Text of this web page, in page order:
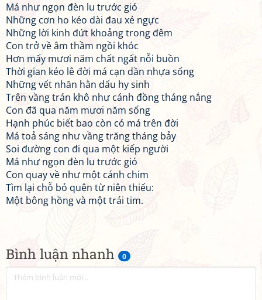
Bình luận nhanh 0
Má như ngọn đèn lu trước gió
Những cơn ho kéo dài đau xé ngực
Những lời kinh đứt khoảng trong đêm
Con trở về âm thầm ngồi khóc
Hơn mấy mươi năm chất ngất nỗi buồn
Thời gian kéo lê đời má cạn dần nhựa sống
Những vết nhăn hằn dấu hy sinh
Trên vầng trán khô như cánh đồng tháng nắng
Con đã qua năm mươi năm sống
Hạnh phúc biết bao còn có má trên đời
Má toả sáng như vầng trăng tháng bảy
Soi đường con đi qua một kiếp người
Má như ngọn đèn lu trước gió
Con quay về như một cánh chim
Tìm lại chỗ bỏ quên từ niên thiếu:
Một bông hồng và một trái tim.